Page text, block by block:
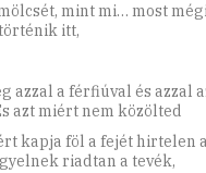
mint mi… most
itt,
azzal a férfiúval és azzal
azt miért nem közölted
kapja föl a fejét hirtelen a
riadtan a tevék,